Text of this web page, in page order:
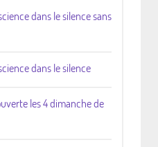
dans le silence sans
dans le silence
les 4 dimanche de